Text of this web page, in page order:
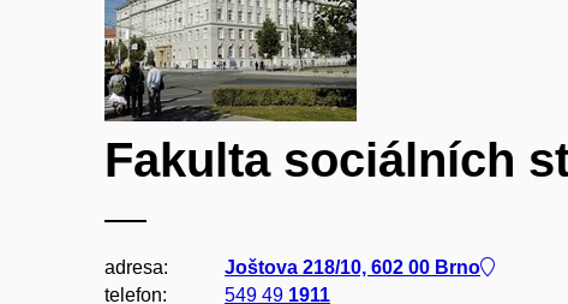
Fakulta sociálních
adresa:
Joštova 218/10, 602 00 Brno
telefon:
549 49 1911